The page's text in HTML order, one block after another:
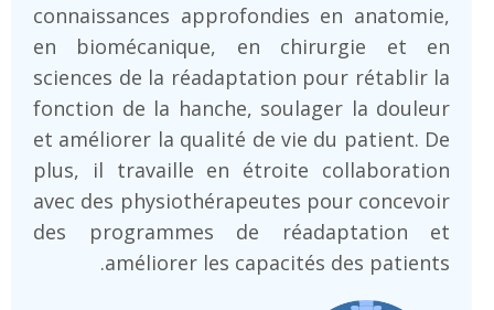
connaissances approfondies en anatomie,
en biomécanique, en chirurgie et en
sciences de la réadaptation pour rétablir la
fonction de la hanche, soulager la douleur
et améliorer la qualité de vie du patient. De
plus, il travaille en étroite collaboration
avec des physiothérapeutes pour concevoir
des programmes de réadaptation et
améliorer les capacités des patients.